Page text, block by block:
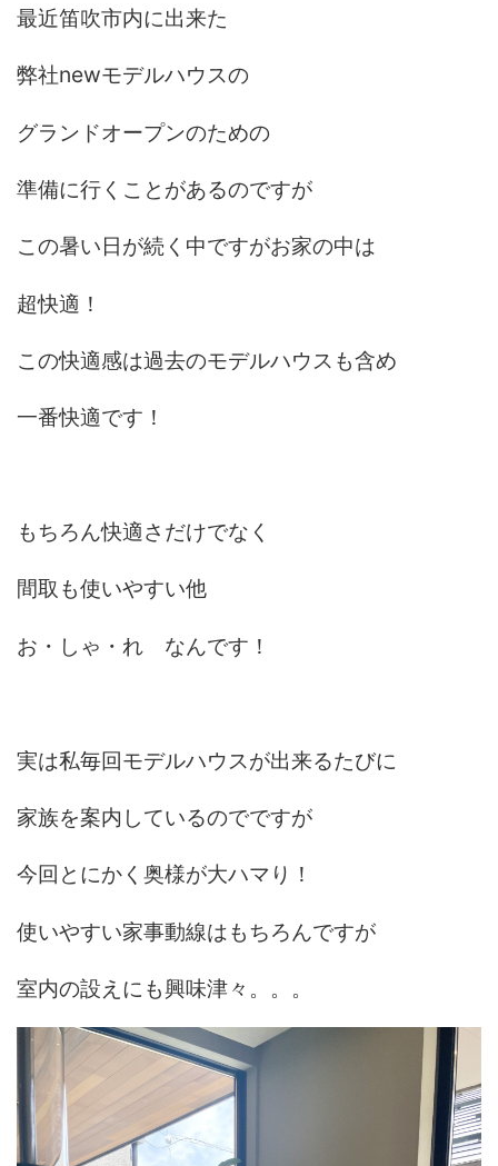
最近笛吹市内に出来た
弊社newモデルハウスの
グランドオープンのための
準備に行くことがあるのですが
この暑い日が続く中ですがお家の中は
超快適！
この快適感は過去のモデルハウスも含め
一番快適です！
もちろん快適さだけでなく
間取も使いやすい他
お・しゃ・れ なんです！
実は私毎回モデルハウスが出来るたびに
家族を案内しているのでですが
今回とにかく奥様が大ハマり！
使いやすい家事動線はもちろんですが
室内の設えにも興味津々。。。